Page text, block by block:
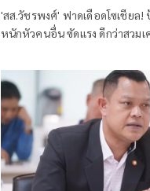
'สส.วัชรพงศ์' ฟาดเดือดโซเชียล
หนักหัวคนอื่น ซัดแรง ดีกว่าสวมเครื่องแบบข้าราชการปล้น